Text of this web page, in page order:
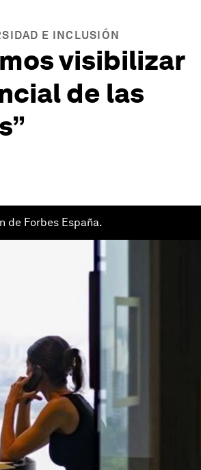
E INCLUSIÓN
visibilizar
de las
de Forbes España.